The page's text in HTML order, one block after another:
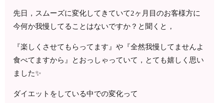
先日，スムーズに変化してきていて2ヶ月目のお客様方に
今何か我慢してることはないですか？と聞くと，
『楽しくさせてもらってます』や『全然我慢してませんよ
食べてますから』とおっしゃっていて，とても嬉しく思い
ました✨
ダイエットをしている中での変化って